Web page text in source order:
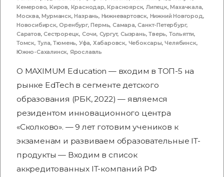
Кемерово,Киров, Краснодар,Красноярск,Липецк,Махачкала,
Москва,Мурманск,Назрань, Нижневартовск, Нижний Новгород,
Новосибирск,Оренбург,Пермь,Самара,Санкт-Петербург,
Саратов,Сестрорецк, Сочи, Сургут,Сызрань,Тверь, Тольятти,
Томск, Тула,Тюмень, Уфа, Хабаровск, Чебоксары,Челябинск,
Южно-Сахалинск, Ярославль
О MAXIMUM Education — входим в ТОП-5 на
рынке EdTech в сегменте детского
образования (РБК, 2022) — являемся
резидентом инновационного центра
«Сколково». — 9 лет готовим учеников к
экзаменам и развиваем образовательные IT-
продукты — Входим в список
аккредитованных IT-компаний РФ